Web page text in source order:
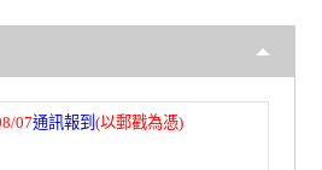
07通訊報到(以郵戳為憑)